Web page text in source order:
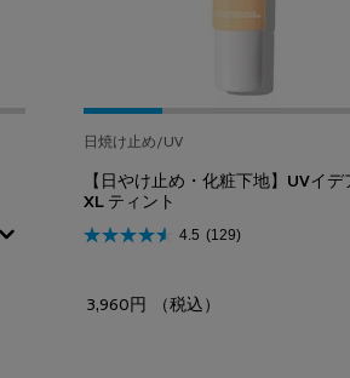
日焼け止め/UV
【日やけ止め・化粧下地】UVイデ
XL ティント
4.5 (129)
3,960円 （税込）